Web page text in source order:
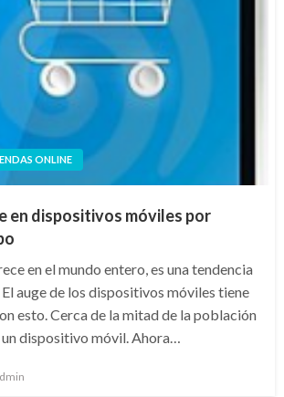
ONLINE
en dispositivos móviles por
en el mundo entero, es una tendencia
El auge de los dispositivos móviles tiene
esto. Cerca de la mitad de la población
dispositivo móvil. Ahora…